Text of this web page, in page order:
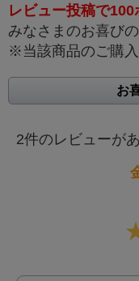
レビュー投稿で100
みなさまのお喜び
※当該商品のご購入
お
2件のレビューが